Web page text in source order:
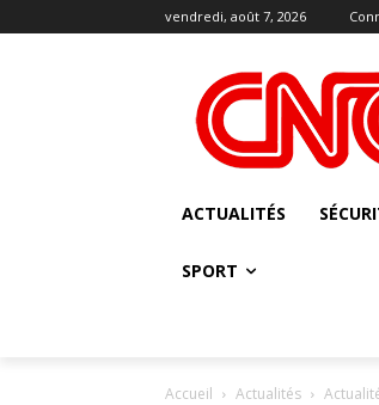
vendredi, août 7, 2026
ACTUALITÉS
SPORT
Accueil Actualités